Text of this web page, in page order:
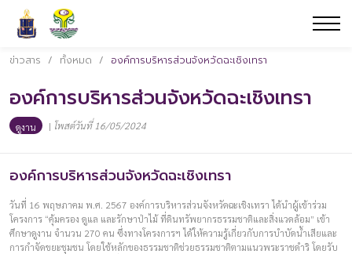
ข่าวสาร / ทั้งหมด / องค์การบริหารส่วนจังหวัดฉะเชิงเทรา
องค์การบริหารส่วนจังหวัดฉะเชิงเทรา
ดูงาน | โพสต์วันที่ 16/05/2024
องค์การบริหารส่วนจังหวัดฉะเชิงเทรา
วันที่ 16 พฤษภาคม พ.ศ. 2567 องค์การบริหารส่วนจังหวัดฉะเชิงเทรา ได้นำผู้เข้าร่วม
โครงการ “คุ้มครอง ดูแล และรักษาป่าไม้ ที่ดินทรัพยากรธรรมชาติและสิ่งแวดล้อม” เข้า
ศึกษาดูงาน จำนวน 270 คน ซึ่งทางโครงการฯ ได้ให้ความรู้เกี่ยวกับการบำบัดน้ำเสียและ
การกำจัดขยะชุมชน โดยใช้หลักของธรรมชาติช่วยธรรมชาติตามแนวพระราชดำริ โดยรับ